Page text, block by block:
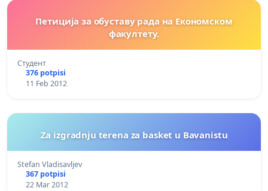
Петиција за обуставу рада на Економском
факултету.
Студент
376 potpisi
11 Feb 2012
Za izgradnju terena za basket u Bavanistu
Stefan Vladisavljev
367 potpisi
22 Mar 2012